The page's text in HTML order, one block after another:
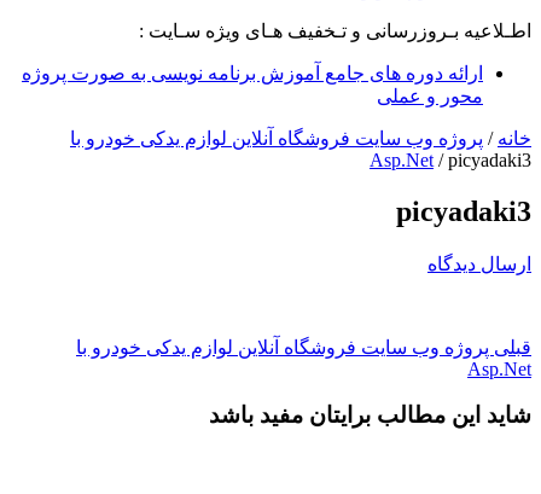
اطـلاعیه بـروزرسانی و تـخفیف هـای ویژه سـایت :
ارائه دوره های جامع آموزش برنامه نویسی به صورت پروژه
محور و عملی
خانه / پروژه وب سایت فروشگاه آنلاین لوازم یدکی خودرو با
Asp.Net / picyadaki3
picyadaki3
ارسال دیدگاه
قبلی پروژه وب سایت فروشگاه آنلاین لوازم یدکی خودرو با
Asp.Net
شاید این مطالب برایتان مفید باشد